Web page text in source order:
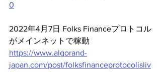
0
2022年4月7日 Folks Financeプロトコル
がメインネットで稼動
https://www.algorand-
japan.com/post/folksfinanceprotocolisliv